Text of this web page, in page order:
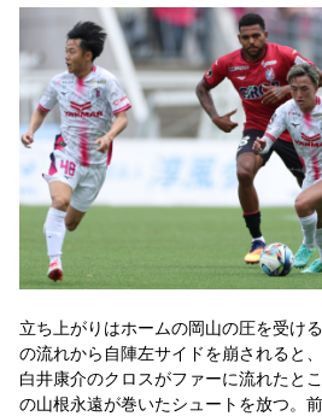
立ち上がりはホームの岡山の圧を受け
の流れから自陣左サイドを崩されると
白井康介のクロスがファーに流れたと
の山根永遠が巻いたシュートを放つ。